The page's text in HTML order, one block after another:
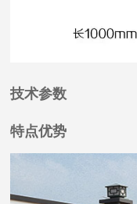
技术参数
特点优势